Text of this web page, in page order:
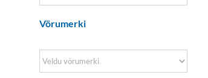
Vörumerki